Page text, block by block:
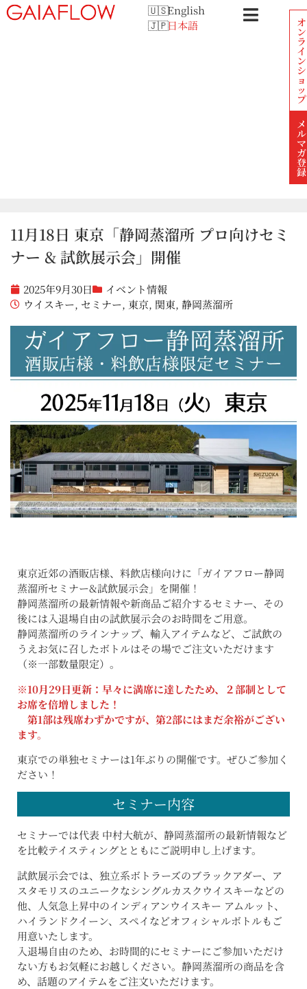
English
日本語
オ
ン
ラ
イ
ン
シ
ョ
ッ
プ
メ
ル
マ
ガ
登
録
11月18日 東京「静岡蒸溜所 プロ向けセミ
ナー & 試飲展示会」開催
2025年9月30日
イベント情報
ウイスキー, セミナー, 東京, 関東, 静岡蒸溜所
東京近郊の酒販店様、料飲店様向けに「ガイアフロー静岡
蒸溜所セミナー&試飲展示会」を開催！
静岡蒸溜所の最新情報や新商品ご紹介するセミナー、その
後には入退場自由の試飲展示会のお時間をご用意。
静岡蒸溜所のラインナップ、輸入アイテムなど、ご試飲の
うえお気に召したボトルはその場でご注文いただけます
（※一部数量限定）。
※10月29日更新：早々に満席に達したため、２部制として
お席を倍増しました！
第1部は残席わずかですが、第2部にはまだ余裕がござい
ます。
東京での単独セミナーは1年ぶりの開催です。ぜひご参加く
ださい！
セミナー内容
セミナーでは代表 中村大航が、静岡蒸溜所の最新情報など
を比較テイスティングとともにご説明申し上げます。
試飲展示会では、独立系ボトラーズのブラックアダー、ア
スタモリスのユニークなシングルカスクウイスキーなどの
他、人気急上昇中のインディアンウイスキー アムルット、
ハイランドクイーン、スペイなどオフィシャルボトルもご
用意いたします。
入退場自由のため、お時間的にセミナーにご参加いただけ
ない方もお気軽にお越しください。静岡蒸溜所の商品を含
め、話題のアイテムをご注文いただけます。